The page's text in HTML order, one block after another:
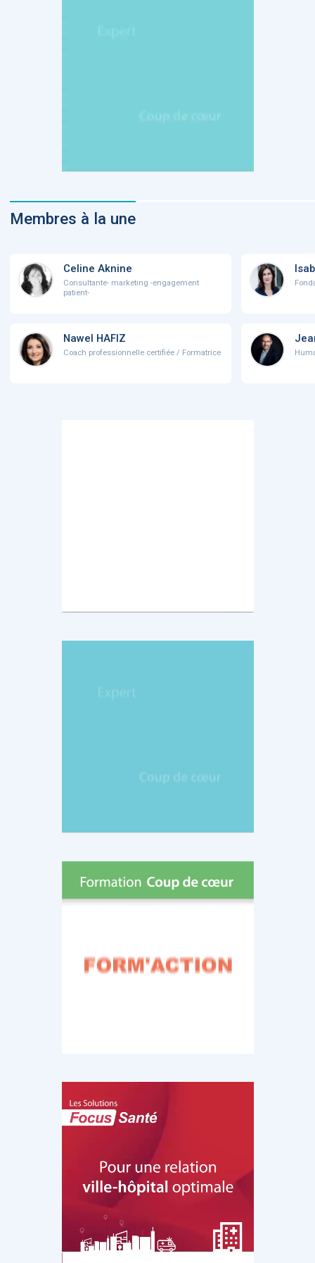
Membres à la une
Celine Aknine
Consultante- marketing -engagement
patient-
Nawel HAFIZ
Coach professionnelle certifiée / Formatrice